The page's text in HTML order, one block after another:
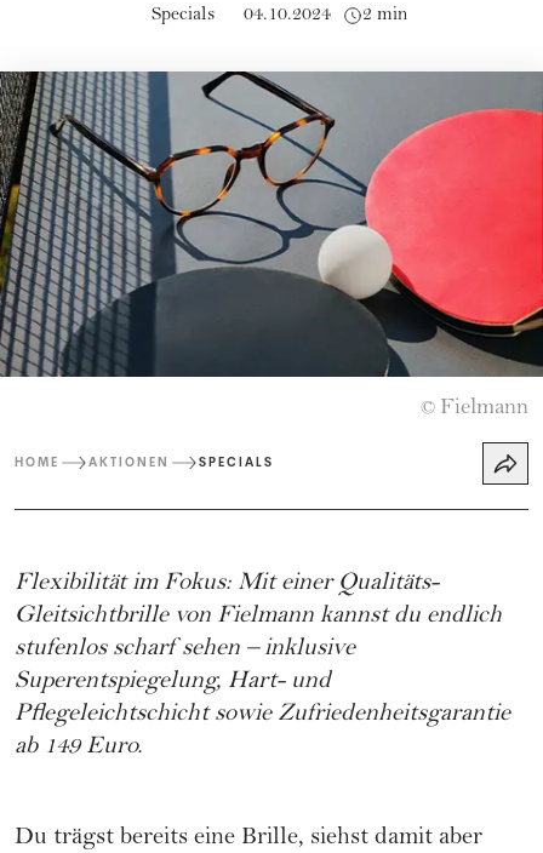
Specials 04.10.2024 2 min
© Fielmann
HOME AKTIONEN SPECIALS
Flexibilität im Fokus: Mit einer Qualitäts-
Gleitsichtbrille von Fielmann kannst du endlich
stufenlos scharf sehen – inklusive
Superentspiegelung, Hart- und
Pflegeleichtschicht sowie Zufriedenheitsgarantie
ab 149 Euro.
Du trägst bereits eine Brille, siehst damit aber